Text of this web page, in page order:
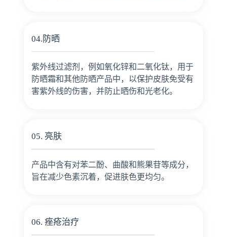
04.防晒
紫外线过滤剂，例如氧化锌和二氧化钛，用于
防晒霜和其他防晒产品中，以保护皮肤免受有
害紫外线的伤害，并防止晒伤和光老化。
05. 亮肤
产品中含有对苯二酚、曲酸和熊果苷等成分，
旨在减少色素沉着，促进肤色更均匀。
06. 痤疮治疗